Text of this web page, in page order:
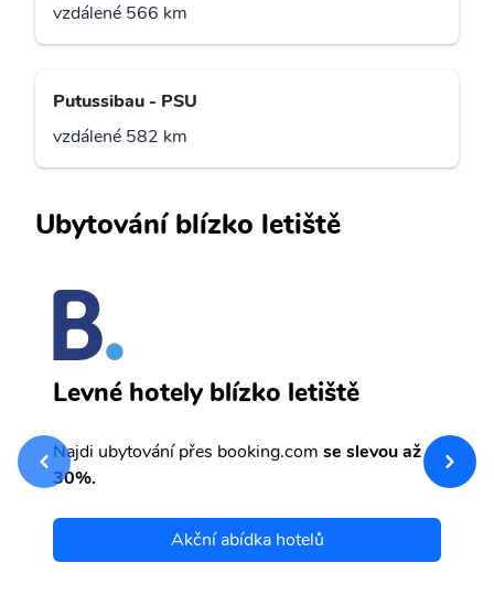
vzdálené 566 km
Putussibau - PSU
vzdálené 582 km
Ubytování blízko letiště
Levné hotely blízko letiště
Najdi ubytování přes booking.com se slevou až
30%.
Akční abídka hotelů